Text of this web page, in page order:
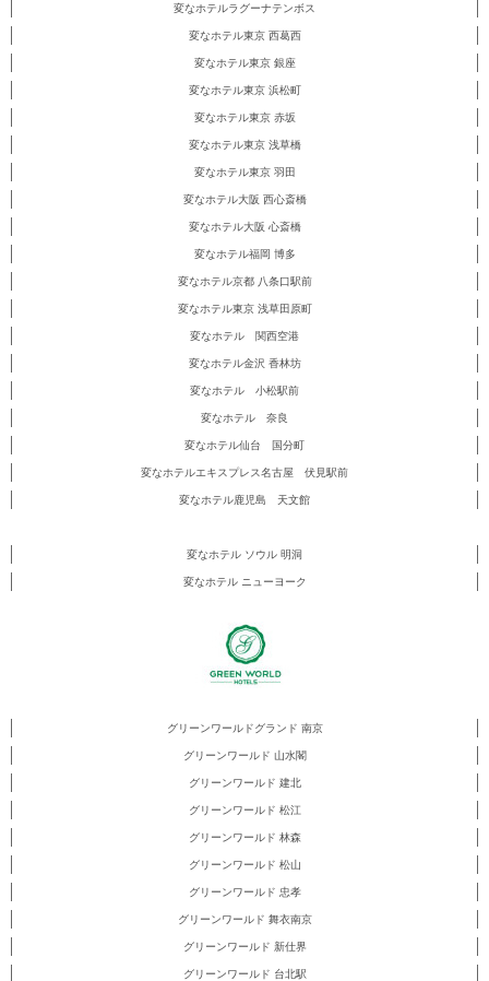
変なホテルラグーナテンボス
変なホテル東京 西葛西
変なホテル東京 銀座
変なホテル東京 浜松町
変なホテル東京 赤坂
変なホテル東京 浅草橋
変なホテル東京 羽田
変なホテル大阪 西心斎橋
変なホテル大阪 心斎橋
変なホテル福岡 博多
変なホテル京都 八条口駅前
変なホテル東京 浅草田原町
変なホテル 関西空港
変なホテル金沢 香林坊
変なホテル 小松駅前
変なホテル 奈良
変なホテル仙台 国分町
変なホテルエキスプレス名古屋 伏見駅前
変なホテル鹿児島 天文館
変なホテル ソウル 明洞
変なホテル ニューヨーク
グリーンワールドグランド 南京
グリーンワールド 山水閣
グリーンワールド 建北
グリーンワールド 松江
グリーンワールド 林森
グリーンワールド 松山
グリーンワールド 忠孝
グリーンワールド 舞衣南京
グリーンワールド 新仕界
グリーンワールド 台北駅